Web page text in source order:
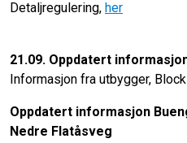
Detaljregulering, her
21.09. Oppdatert
Informasjon fra utbygger,
Oppdatert informasjon
Nedre Flatåsveg